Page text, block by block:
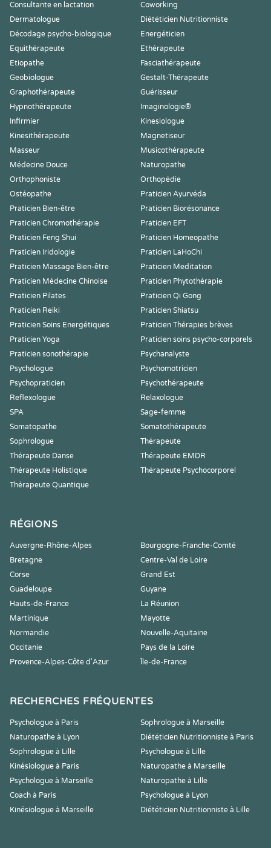
Consultante en lactation
Coworking
Dermatologue
Diététicien Nutritionniste
Décodage psycho-biologique
Energéticien
Equithérapeute
Ethérapeute
Etiopathe
Fasciathérapeute
Geobiologue
Gestalt-Thérapeute
Graphothérapeute
Guérisseur
Hypnothérapeute
Imaginologie®
Infirmier
Kinesiologue
Kinesithérapeute
Magnetiseur
Masseur
Musicothérapeute
Médecine Douce
Naturopathe
Orthophoniste
Orthopédie
Ostéopathe
Praticien Ayurvéda
Praticien Bien-être
Praticien Biorésonance
Praticien Chromothérapie
Praticien EFT
Praticien Feng Shui
Praticien Homeopathe
Praticien Iridologie
Praticien LaHoChi
Praticien Massage Bien-être
Praticien Meditation
Praticien Médecine Chinoise
Praticien Phytothérapie
Praticien Pilates
Praticien Qi Gong
Praticien Reiki
Praticien Shiatsu
Praticien Soins Energétiques
Praticien Thérapies brèves
Praticien Yoga
Praticien soins psycho-corporels
Praticien sonothérapie
Psychanalyste
Psychologue
Psychomotricien
Psychopraticien
Psychothérapeute
Reflexologue
Relaxologue
SPA
Sage-femme
Somatopathe
Somatothérapeute
Sophrologue
Thérapeute
Thérapeute Danse
Thérapeute EMDR
Thérapeute Holistique
Thérapeute Psychocorporel
Thérapeute Quantique
RÉGIONS
Auvergne-Rhône-Alpes
Bourgogne-Franche-Comté
Bretagne
Centre-Val de Loire
Corse
Grand Est
Guadeloupe
Guyane
Hauts-de-France
La Réunion
Martinique
Mayotte
Normandie
Nouvelle-Aquitaine
Occitanie
Pays de la Loire
Provence-Alpes-Côte d'Azur
Île-de-France
RECHERCHES FRÉQUENTES
Psychologue à Paris
Sophrologue à Marseille
Naturopathe à Lyon
Diététicien Nutritionniste à Paris
Sophrologue à Lille
Psychologue à Lille
Kinésiologue à Paris
Naturopathe à Marseille
Psychologue à Marseille
Naturopathe à Lille
Coach à Paris
Psychologue à Lyon
Kinésiologue à Marseille
Diététicien Nutritionniste à Lille